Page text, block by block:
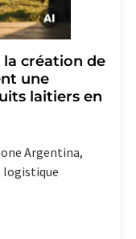
création de
une
laitiers en
Argentina,
logistique